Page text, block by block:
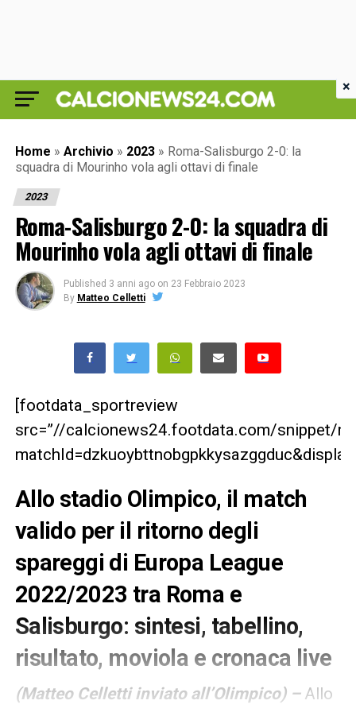
Home » Archivio » 2023 » Roma-Salisburgo 2-0: la
squadra di Mourinho vola agli ottavi di finale
2023
Roma-Salisburgo 2-0: la squadra di
Mourinho vola agli ottavi di finale
Published 3 anni ago on 23 Febbraio 2023
By Matteo Celletti
[footdata_sportreview
src=”//calcionews24.footdata.com/snippet/
Allo stadio Olimpico, il match
valido per il ritorno degli
spareggi di Europa League
2022/2023 tra Roma e
Salisburgo: sintesi, tabellino,
risultato, moviola e cronaca live
(Matteo Celletti inviato all’Olimpico) – Allo
×